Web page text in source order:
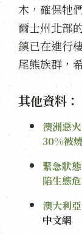
木，確保牠
爾士州北部
鎮已在進行
尾熊族群，
其他資料：
澳洲惡
30%被燒
緊急狀
陷生態
澳大利
中文網